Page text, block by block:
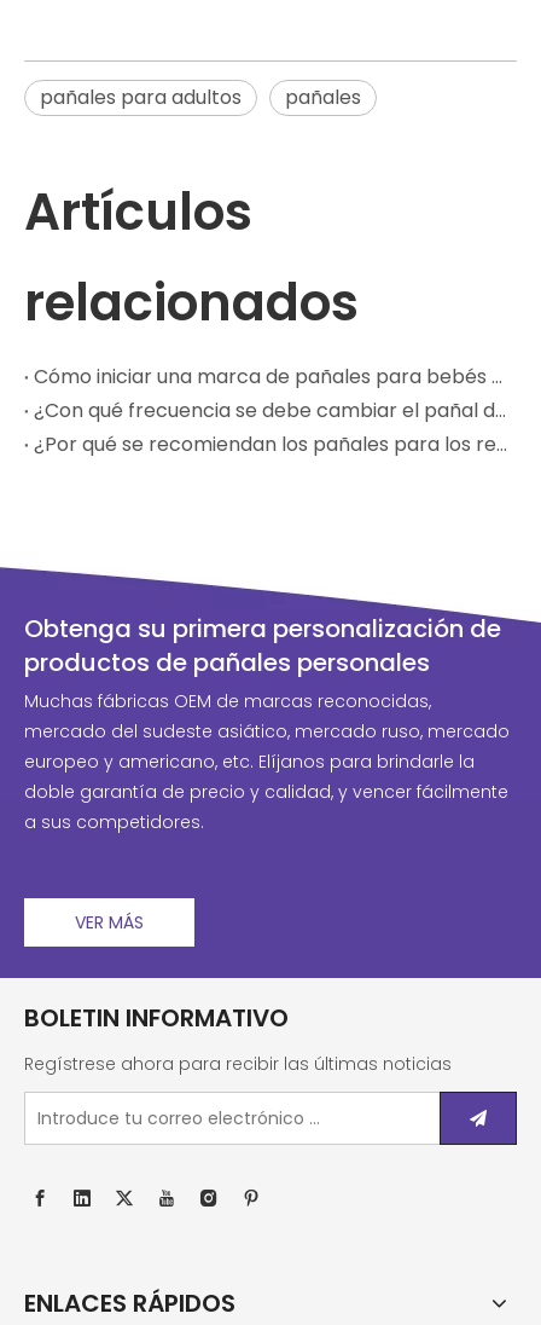
pañales para adultos pañales
Artículos
relacionados
Cómo iniciar una marca de pañales para bebés con un fabricante OEM
¿Con qué frecuencia se debe cambiar el pañal de un bebé?
¿Por qué se recomiendan los pañales para los recién nacidos?
Obtenga su primera personalización de
productos de pañales personales
Muchas fábricas OEM de marcas reconocidas,
mercado del sudeste asiático, mercado ruso, mercado
europeo y americano, etc. Elíjanos para brindarle la
doble garantía de precio y calidad, y vencer fácilmente
a sus competidores.
VER MÁS
BOLETIN INFORMATIVO
Regístrese ahora para recibir las últimas noticias
ENLACES RÁPIDOS